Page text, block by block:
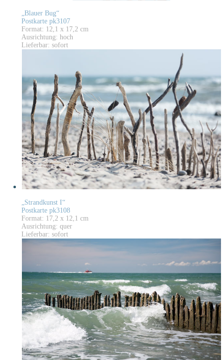
„Blauer Bug“
Postkarte pk3107
Format: 12,1 x 17,2 cm
Ausrichtung: hoch
Lieferbar: sofort
„Strandkunst I“
Postkarte pk3108
Format: 17,2 x 12,1 cm
Ausrichtung: quer
Lieferbar: sofort